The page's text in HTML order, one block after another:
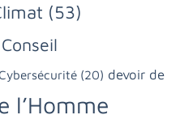
(53)
Conseil
(20) devoir de
l’Homme